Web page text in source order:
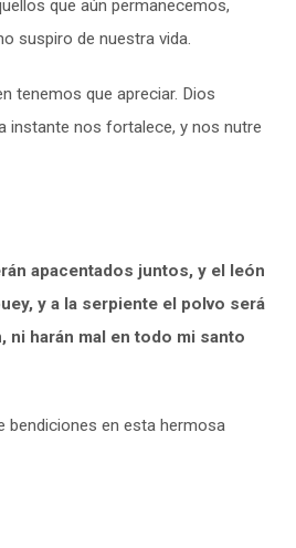
que aún permanecemos,
suspiro de nuestra vida.
tenemos que apreciar. Dios
instante nos fortalece, y nos nutre
apacentados juntos, y el león
y a la serpiente el polvo será
ni harán mal en todo mi santo
bendiciones en esta hermosa